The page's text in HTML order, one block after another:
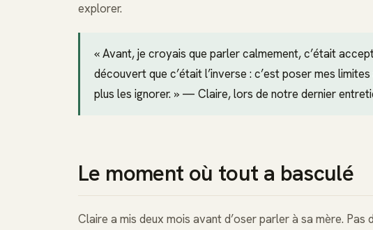
explorer.
« Avant, je croyais que parler calmement, c’était
découvert que c’était l’inverse : c’est poser mes
plus les ignorer. » — Claire, lors de notre dernier
Le moment où tout a basculé
Claire a mis deux mois avant d’oser parler à sa mère.